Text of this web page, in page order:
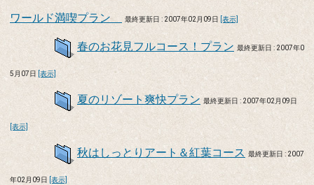
ワールド満喫プラン 最終更新日 : 2007年02月09日 [表示]
春のお花見フルコース！プラン 最終更新日 : 2007年0
5月07日 [表示]
夏のリゾート爽快プラン 最終更新日 : 2007年02月09日
[表示]
秋はしっとりアート＆紅葉コース 最終更新日 : 2007
年02月09日 [表示]